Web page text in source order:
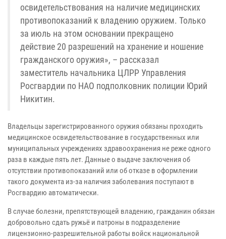
освидетельствования на наличие медицинских
противопоказаний к владению оружием. Только
за июль на этом основании прекращено
действие 20 разрешений на хранение и ношение
гражданского оружия», – рассказал
заместитель начальника ЦЛРР Управления
Росгвардии по НАО подполковник полиции Юрий
Никитин.
Владельцы зарегистрированного оружия обязаны проходить
медицинское освидетельствование в государственных или
муниципальных учреждениях здравоохранения не реже одного
раза в каждые пять лет. Данные о выдаче заключения об
отсутствии противопоказаний или об отказе в оформлении
такого документа из-за наличия заболевания поступают в
Росгвардию автоматически.
В случае болезни, препятствующей владению, гражданин обязан
добровольно сдать ружьё и патроны в подразделение
лицензионно-разрешительной работы войск национальной